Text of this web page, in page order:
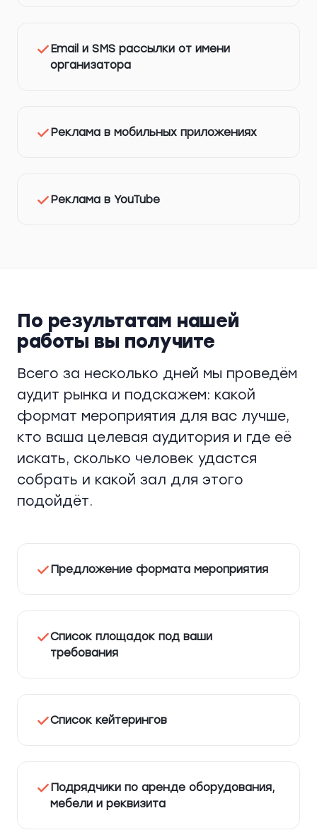
Email и SMS рассылки от имени
организатора
Реклама в мобильных приложениях
Реклама в YouTube
По результатам нашей
работы вы получите
Всего за несколько дней мы проведём
аудит рынка и подскажем: какой
формат мероприятия для вас лучше,
кто ваша целевая аудитория и где её
искать, сколько человек удастся
собрать и какой зал для этого
подойдёт.
Предложение формата мероприятия
Список площадок под ваши
требования
Список кейтерингов
Подрядчики по аренде оборудования,
мебели и реквизита